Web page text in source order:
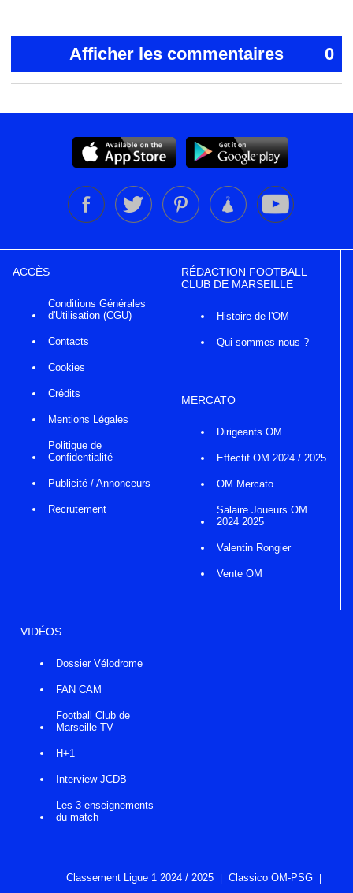
Afficher les commentaires 0
ACCÈS
Conditions Générales
d'Utilisation (CGU)
Contacts
Cookies
Crédits
Mentions Légales
Politique de
Confidentialité
Publicité / Annonceurs
Recrutement
RÉDACTION FOOTBALL
CLUB DE MARSEILLE
Histoire de l'OM
Qui sommes nous ?
MERCATO
Dirigeants OM
Effectif OM 2024 / 2025
OM Mercato
Salaire Joueurs OM
2024 2025
Valentin Rongier
Vente OM
VIDÉOS
Dossier Vélodrome
FAN CAM
Football Club de
Marseille TV
H+1
Interview JCDB
Les 3 enseignements
du match
Classement Ligue 1 2024 / 2025
Classico OM-PSG